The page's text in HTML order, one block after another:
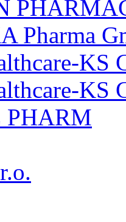
Pharma
KS
KS